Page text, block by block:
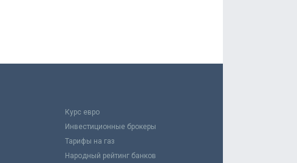
Курс евро
Инвестиционные брокеры
Тарифы на газ
Народный рейтинг банков